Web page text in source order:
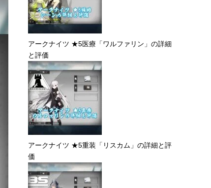
アークナイツ ★5医療「ワルファリン」の詳細
と評価
アークナイツ ★5重装「リスカム」の詳細と評
価